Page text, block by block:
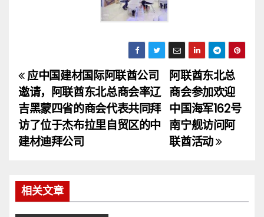
文
章
导
阿联酋东北总
商会参加欢迎
中国海军162号
南宁舰访问阿
联酋活动
应中国建材国际阿联酋公司
邀请，阿联酋东北总商会率辽
吉黑蒙四省的商会代表共同拜
访了位于杰布拉里自贸区的中
建材迪拜公司
相关文章